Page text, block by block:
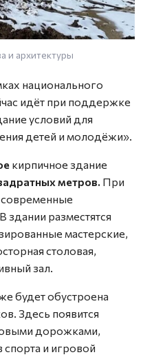
и архитектуры
национального
идёт при поддержке
условий для
детей и молодёжи».
кирпичное здание
метров. При
современные
здании разместятся
мастерские,
столовая,
зал.
будет обустроена
Здесь появится
дорожками,
и игровой